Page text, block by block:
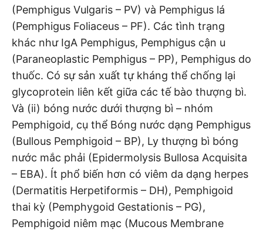
(Pemphigus Vulgaris – PV) và Pemphigus lá
(Pemphigus Foliaceus – PF). Các tình trạng
khác như IgA Pemphigus, Pemphigus cận u
(Paraneoplastic Pemphigus – PP), Pemphigus do
thuốc. Có sự sản xuất tự kháng thể chống lại
glycoprotein liên kết giữa các tế bào thượng bì.
Và (ii) bóng nước dưới thượng bì – nhóm
Pemphigoid, cụ thể Bóng nước dạng Pemphigus
(Bullous Pemphigoid – BP), Ly thượng bì bóng
nước mắc phải (Epidermolysis Bullosa Acquisita
– EBA). Ít phổ biến hơn có viêm da dạng herpes
(Dermatitis Herpetiformis – DH), Pemphigoid
thai kỳ (Pemphygoid Gestationis – PG),
Pemphigoid niêm mạc (Mucous Membrane